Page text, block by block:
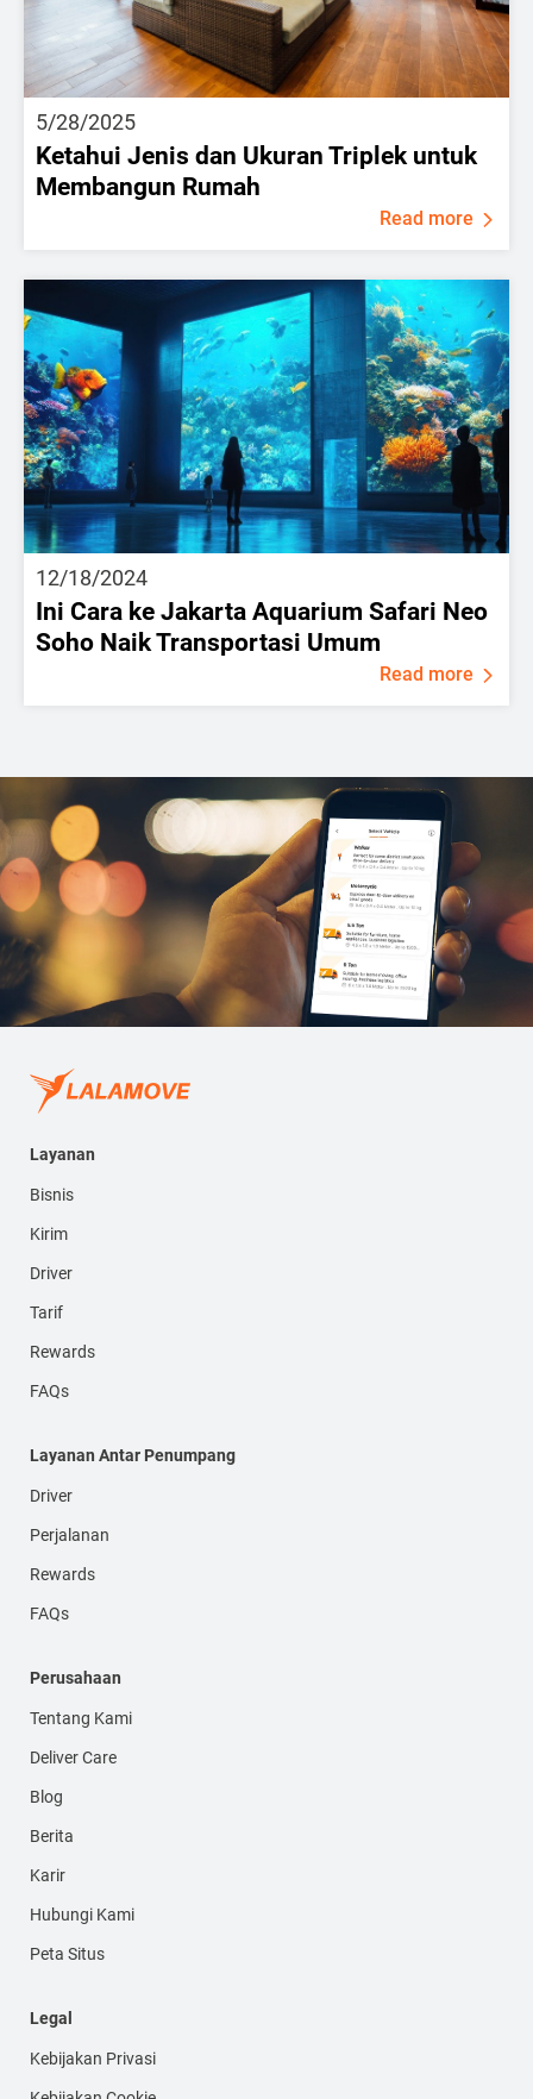
5/28/2025
Ketahui Jenis dan Ukuran Triplek untuk
Membangun Rumah
Read more
12/18/2024
Ini Cara ke Jakarta Aquarium Safari Neo
Soho Naik Transportasi Umum
Read more
Layanan
Bisnis
Kirim
Driver
Tarif
Rewards
FAQs
Layanan Antar Penumpang
Driver
Perjalanan
Rewards
FAQs
Perusahaan
Tentang Kami
Deliver Care
Blog
Berita
Karir
Hubungi Kami
Peta Situs
Legal
Kebijakan Privasi